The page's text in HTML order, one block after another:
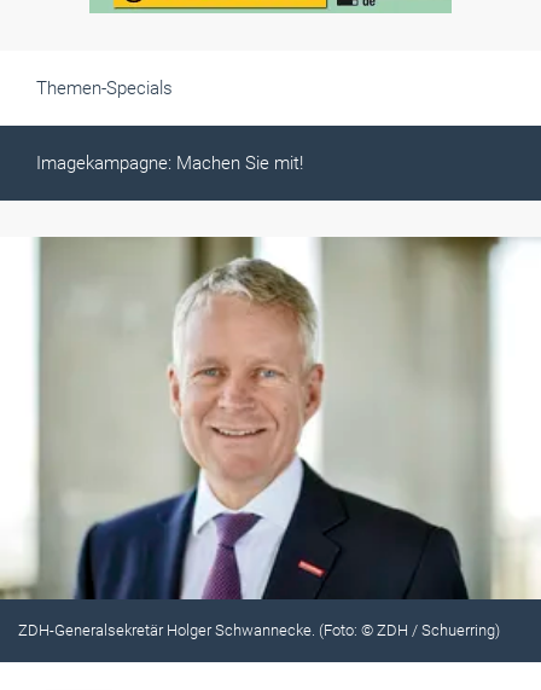
Themen-Specials
Imagekampagne: Machen Sie mit!
ZDH-Generalsekretär Holger Schwannecke. (Foto: © ZDH / Schuerring)